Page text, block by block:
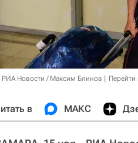
Новости / Максим Блинов
в МАКС